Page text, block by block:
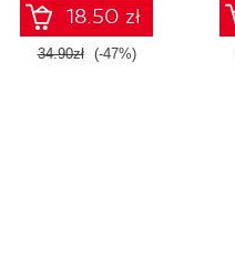
18.50 zł
34.90zł (-47%)